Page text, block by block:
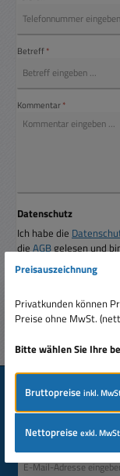
Betreff*
Kommentar*
Datenschutz
Ich habe die
dieAGBgelesen und
Die mit einem Stern
Newsletter
Abonnieren Sie
Newsletter und Sie
E-
Mail-
Preisauszeichnung
Privatkunden können
Preise ohne MwSt.
Bitte wählen Sie Ihre
Bruttopreiseinkl.
Nettopreiseexkl.